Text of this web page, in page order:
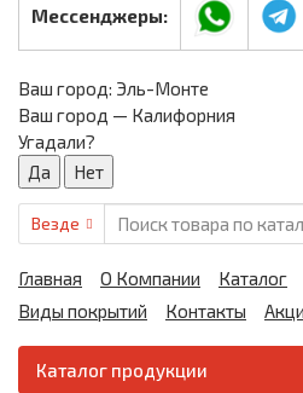
Мессенджеры:
Ваш город: Эль-Монте
Ваш город — Калифорния
Угадали?
Везде
Главная О Компании Каталог
Виды покрытий
Контакты
Каталог продукции